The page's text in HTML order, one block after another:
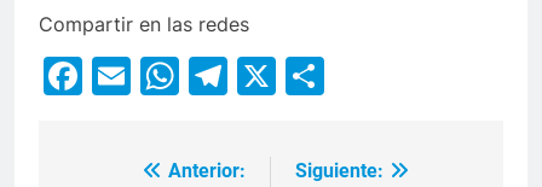
Compartir en las redes
Facebook
EmailWhatsApp
Telegram
X
Anterior:
Siguiente: